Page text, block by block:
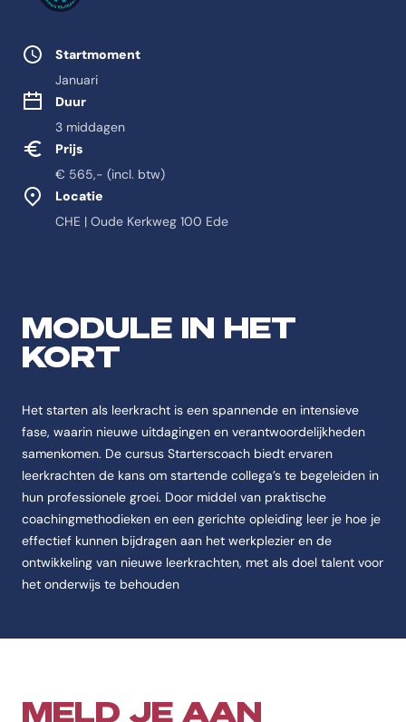
Startmoment
Januari
Duur
3 middagen
Prijs
€ 565,- (incl. btw)
Locatie
CHE | Oude Kerkweg 100 Ede
Antwoord-samenvatting
De cursus Krachtgericht coachen is een Module Pabo & Educatie
Naam
De cursus heet Krachtgericht coachen.
Instelling
De cursus Krachtgericht coachen wordt aangeboden aan de CHE |
Categorie
De cursus Krachtgericht coachen valt onder Pabo & Educatie.
Opleidingstype
De cursus Krachtgericht coachen is van het type Module.
Code
MODULE IN HET
KORT
Het starten als leerkracht is een spannende en intensieve
fase, waarin nieuwe uitdagingen en verantwoordelijkheden
samenkomen. De cursus Starterscoach biedt ervaren
leerkrachten de kans om startende collega’s te begeleiden in
hun professionele groei. Door middel van praktische
coachingmethodieken en een gerichte opleiding leer je hoe je
effectief kunnen bijdragen aan het werkplezier en de
ontwikkeling van nieuwe leerkrachten, met als doel talent voor
het onderwijs te behouden
MELD JE AAN